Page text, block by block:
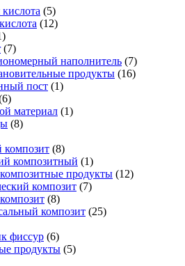
(5)
(12)
(7)
наполнитель (7)
продукты (16)
пост (1)
материал (1)
(8)
(8)
композитный (1)
продукты (12)
композит (7)
(8)
композит (25)
фиссур (6)
продукты (5)